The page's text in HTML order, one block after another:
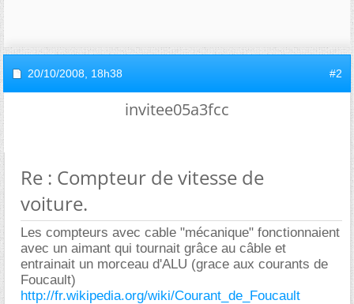
20/10/2008, 18h38 #2
invitee05a3fcc
Re : Compteur de vitesse de
voiture.
Les compteurs avec cable "mécanique" fonctionnaient
avec un aimant qui tournait grâce au câble et
entrainait un morceau d'ALU (grace aux courants de
Foucault)
http://fr.wikipedia.org/wiki/Courant_de_Foucault